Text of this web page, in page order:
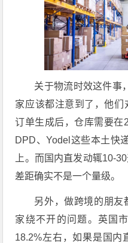
关于物流时效这件事
家应该都注意到了，他们
订单生成后，仓库需要在
DPD、Yodel这些本土快
上。而国内直发动辄10-
差距确实不是一个量级。
另外，做跨境的朋友
家绕不开的问题。英国
18.2%左右，如果是国内